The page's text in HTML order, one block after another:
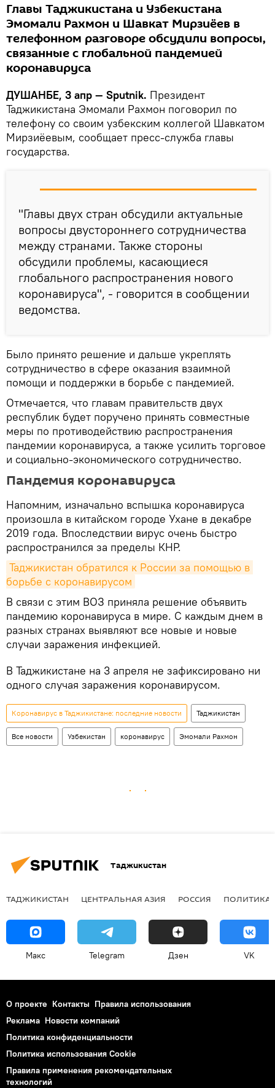
Главы Таджикистана и Узбекистана
Эмомали Рахмон и Шавкат Мирзиёев в
телефонном разговоре обсудили вопросы,
связанные с глобальной пандемией
коронавируса
ДУШАНБЕ, 3 апр — Sputnik. Президент
Таджикистана Эмомали Рахмон поговорил по
телефону со своим узбекским коллегой Шавкатом
Мирзиёевым, сообщает пресс-служба главы
государства.
"Главы двух стран обсудили актуальные
вопросы двустороннего сотрудничества
между странами. Также стороны
обсудили проблемы, касающиеся
глобального распространения нового
коронавируса", - говорится в сообщении
ведомства.
Было принято решение и дальше укреплять
сотрудничество в сфере оказания взаимной
помощи и поддержки в борьбе с пандемией.
Отмечается, что главам правительств двух
республик будет поручено принять совместные
меры по противодействию распространения
пандемии коронавируса, а также усилить торговое
и социально-экономического сотрудничество.
Пандемия коронавируса
Напомним, изначально вспышка коронавируса
произошла в китайском городе Ухане в декабре
2019 года. Впоследствии вирус очень быстро
распространился за пределы КНР.
Таджикистан обратился к России за помощью в
борьбе с коронавирусом
В связи с этим ВОЗ приняла решение объявить
пандемию коронавируса в мире. С каждым днем в
разных странах выявляют все новые и новые
случаи заражения инфекцией.
В Таджикистане на 3 апреля не зафиксировано ни
одного случая заражения коронавирусом.
Коронавирус в Таджикистане: последние новости Таджикистан
Все новости Узбекистан коронавирус Эмомали Рахмон
Таджикистан
ТАДЖИКИСТАН ЦЕНТРАЛЬНАЯ АЗИЯ РОССИЯ ПОЛИТИКА
Макс Telegram Дзен VK
О проекте Контакты Правила использования
Реклама Новости компаний
Политика конфиденциальности
Политика использования Cookie
Правила применения рекомендательных
технологий